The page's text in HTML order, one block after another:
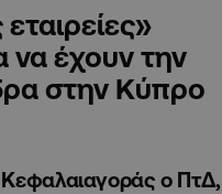
να έχουν την
στην Κύπρο
Κεφαλαιαγοράς ο ΠτΔ,